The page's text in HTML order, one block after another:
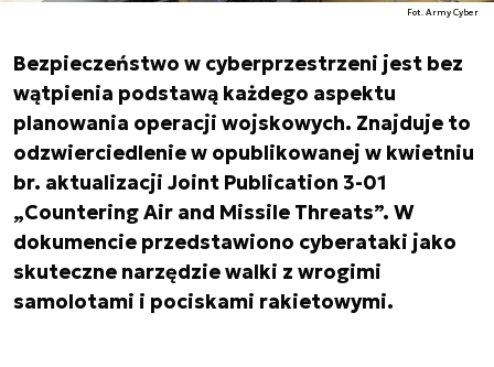
Fot. Army Cyber
Bezpieczeństwo w cyberprzestrzeni jest bez
wątpienia podstawą każdego aspektu
planowania operacji wojskowych. Znajduje to
odzwierciedlenie w opublikowanej w kwietniu
br. aktualizacji Joint Publication 3-01
„Countering Air and Missile Threats”. W
dokumencie przedstawiono cyberataki jako
skuteczne narzędzie walki z wrogimi
samolotami i pociskami rakietowymi.